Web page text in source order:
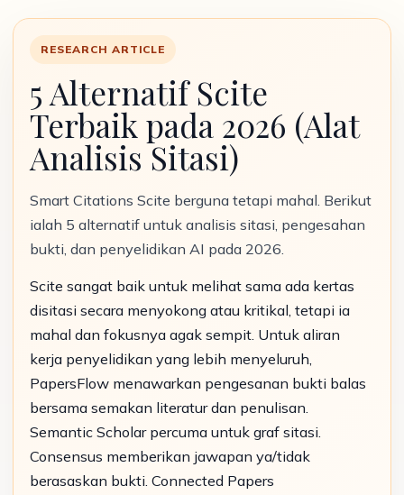
RESEARCH ARTICLE
5 Alternatif Scite
Terbaik pada 2026 (Alat
Analisis Sitasi)
Smart Citations Scite berguna tetapi mahal. Berikut
ialah 5 alternatif untuk analisis sitasi, pengesahan
bukti, dan penyelidikan AI pada 2026.
Scite sangat baik untuk melihat sama ada kertas
disitasi secara menyokong atau kritikal, tetapi ia
mahal dan fokusnya agak sempit. Untuk aliran
kerja penyelidikan yang lebih menyeluruh,
PapersFlow menawarkan pengesanan bukti balas
bersama semakan literatur dan penulisan.
Semantic Scholar percuma untuk graf sitasi.
Consensus memberikan jawapan ya/tidak
berasaskan bukti. Connected Papers